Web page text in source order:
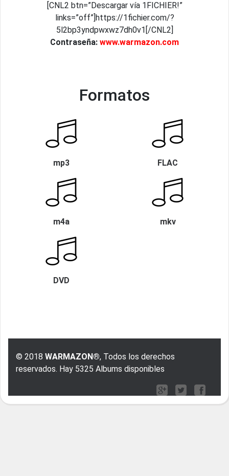
[CNL2 btn=”Descargar vía 1FICHIER!”
links=”off”]https://1fichier.com/?
5l2bp3yndpwxwz7dh0v1[/CNL2]
Contraseña: www.warmazon.com
Formatos
mp3 FLAC
m4a mkv
DVD
© 2018 WARMAZON®, Todos los derechos
reservados. Hay 5325 Albums disponibles